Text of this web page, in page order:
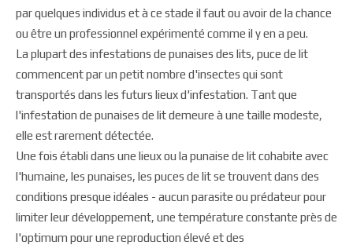
par quelques individus et à ce stade il faut ou avoir de la chance
ou être un professionnel expérimenté comme il y en a peu.
La plupart des infestations de punaises des lits, puce de lit
commencent par un petit nombre d'insectes qui sont
transportés dans les futurs lieux d'infestation. Tant que
l'infestation de punaises de lit demeure à une taille modeste,
elle est rarement détectée.
Une fois établi dans une lieux ou la punaise de lit cohabite avec
l'humaine, les punaises, les puces de lit se trouvent dans des
conditions presque idéales - aucun parasite ou prédateur pour
limiter leur développement, une température constante près de
l'optimum pour une reproduction élevé et des